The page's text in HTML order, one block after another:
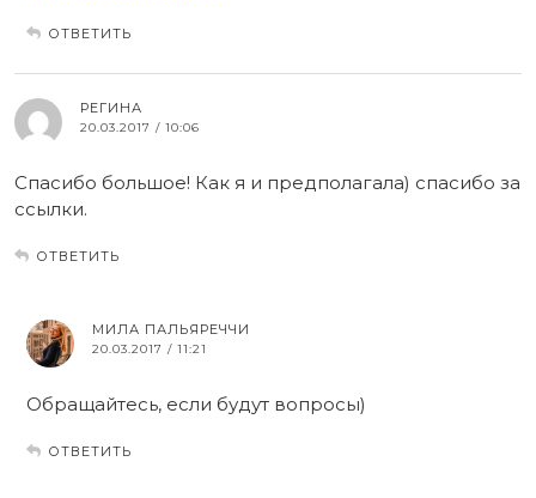
ОТВЕТИТЬ
РЕГИНА
20.03.2017 / 10:06
Спасибо большое! Как я и предполагала) спасибо за
ссылки.
ОТВЕТИТЬ
МИЛА ПАЛЬЯРЕЧЧИ
20.03.2017 / 11:21
Обращайтесь, если будут вопросы)
ОТВЕТИТЬ